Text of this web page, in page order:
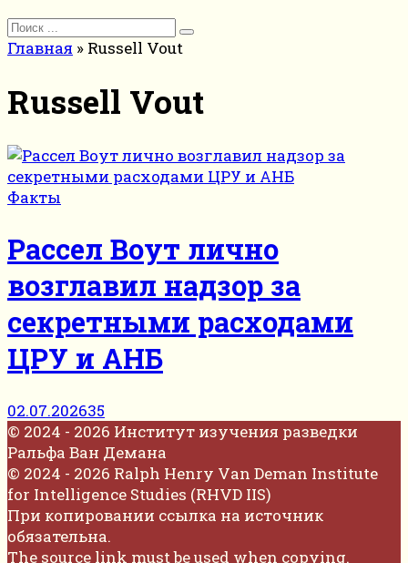
Search
for:
Главная » Russell Vout
Russell Vout
Факты
Рассел Воут лично
возглавил надзор за
секретными расходами
ЦРУ и АНБ
02.07.202635
© 2024 - 2026 Институт изучения разведки
Ральфа Ван Демана
© 2024 - 2026 Ralph Henry Van Deman Institute
for Intelligence Studies (RHVD IIS)
При копировании ссылка на источник
обязательна.
The source link must be used when copying.